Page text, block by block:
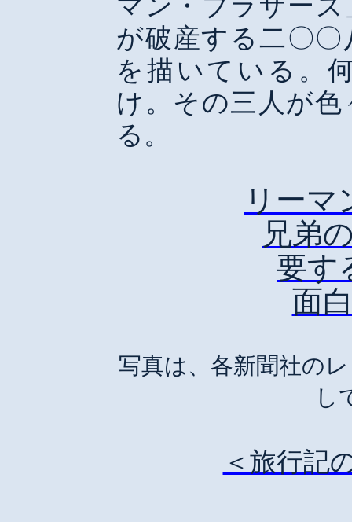
が破産する二〇
を描いている。
け。その三人が
る。
リー
兄弟
要す
面
写真は、各新聞社の
し
＜旅行記